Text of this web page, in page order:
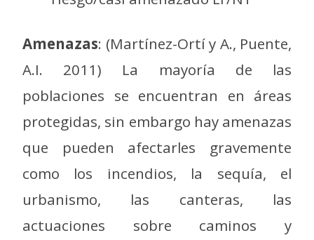
Amenazas: (Martínez-Ortí y A., Puente,
A.I. 2011) La mayoría de las
poblaciones se encuentran en áreas
protegidas, sin embargo hay amenazas
que pueden afectarles gravemente
como los incendios, la sequía, el
urbanismo, las canteras, las
actuaciones sobre caminos y